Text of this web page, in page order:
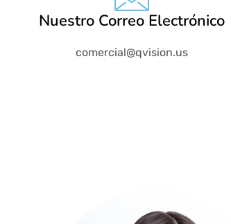
Nuestro Correo Electrónico
comercial@qvision.us